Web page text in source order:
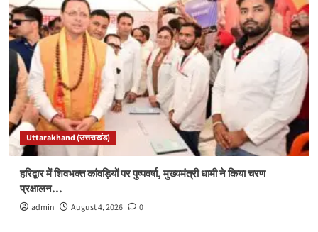
Uttarakhand (उत्तराखंड)
हरिद्वार में शिवभक्त कांवड़ियों पर पुष्पवर्षा, मुख्यमंत्री धामी ने किया चरण
प्रक्षालन…
admin August 4, 2026 0